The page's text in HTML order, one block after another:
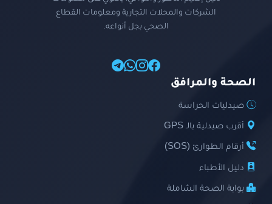
الشركات والمحلات التجارية ومعلومات القطاع
الصحي بجل أنواعه.
الصحة والمرافق
صيدليات الحراسة
أقرب صيدلية بالـ GPS
أرقام الطوارئ (SOS)
دليل الأطباء
بوابة الصحة الشاملة